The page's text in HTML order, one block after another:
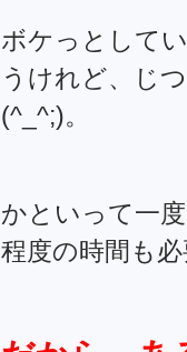
ボケっとして
うけれど、じ
(^_^;)。
かといって一
程度の時間も